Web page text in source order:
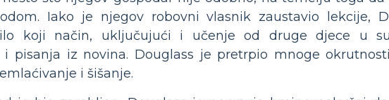
Iako je njegov robovni vlasnik zaustavio lekcije,
koji način, uključujući i učenje od druge djece u
i pisanja iz novina. Douglass je pretrpio mnoge
i šišanje.